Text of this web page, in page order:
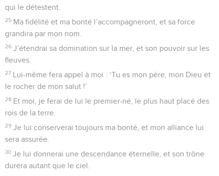
qui le détestent.
25 Ma fidélité et ma bonté l’accompagneront, et sa force
grandira par mon nom.
26 J’étendrai sa domination sur la mer, et son pouvoir sur les
fleuves.
27 Lui-même fera appel à moi : ‘Tu es mon père, mon Dieu et
le rocher de mon salut !’
28 Et moi, je ferai de lui le premier-né, le plus haut placé des
rois de la terre.
29 Je lui conserverai toujours ma bonté, et mon alliance lui
sera assurée.
30 Je lui donnerai une descendance éternelle, et son trône
durera autant que le ciel.